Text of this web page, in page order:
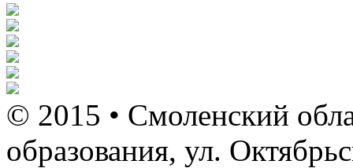
© 2015 • Смоленский
образования, ул.